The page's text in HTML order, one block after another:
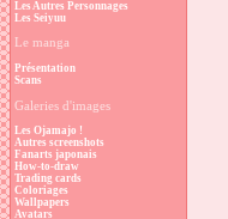
Les Autres Personnages
Les Seiyuu
Le manga
Présentation
Scans
Galeries d'images
Les Ojamajo !
Autres screenshots
Fanarts japonais
How-to-draw
Trading cards
Coloriages
Wallpapers
Avatars